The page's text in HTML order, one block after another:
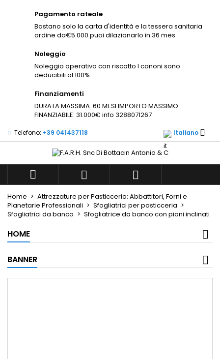
Pagamento rateale
Bastano solo la carta d'identità e la tessera sanitaria
ordine da€5.000 puoi dilazionarlo in 36 mes
Noleggio
Noleggio operativo con riscatto I canoni sono
deducibili al 100%.
Finanziamenti
DURATA MASSIMA: 60 MESI IMPORTO MASSIMO
FINANZIABILE: 31.000€ info 3288071267
Telefono: +39 041437118 Italiano 
  
Home
Attrezzature per Pasticceria: Abbattitori, Forni e
Planetarie Professionali
Sfogliatrici per pasticceria
Sfogliatrici da banco
Sfogliatrice da banco con piani inclinati
HOME
BANNER
Aggiungi alla lista dei
desideri
×
Create new list
((title)) ×
((cancelText))
Accedi ×
prodotti nella tua lista dei desideri.